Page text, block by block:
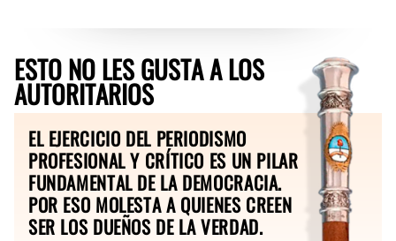
ESTO NO LES GUSTA A LOS
AUTORITARIOS
EL EJERCICIO DEL PERIODISMO
PROFESIONAL Y CRÍTICO ES UN PILAR
FUNDAMENTAL DE LA DEMOCRACIA.
POR ESO MOLESTA A QUIENES CREEN
SER LOS DUEÑOS DE LA VERDAD.